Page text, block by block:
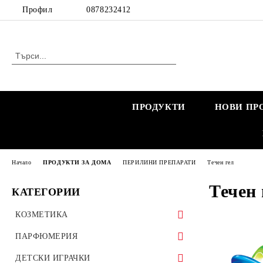
Профил 0878232412
ПРОДУКТИ НОВИ
КАТЕГОРИИ
КОЗМЕТИКА
КОЗМЕТИКА ЗА ЖЕНИ
КОЗМЕТИКА ЗА БРЕМЕННИ
КОЗМЕТИКА ЗА МЪЖЕ
ПАРФЮМЕРИЯ
МАРКОВИ ПАРФЮМИ
ДЕТСКИ ИГРАЧКИ
Начало ПРОДУКТИ ЗА ДОМА ПЕРИЛИНИ ПРЕПАРАТИ Течен гел
Течен